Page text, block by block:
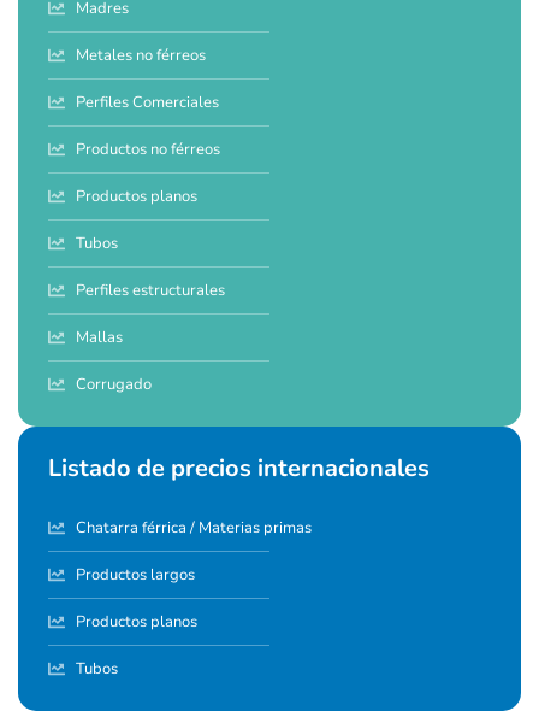
Madres
Metales no férreos
Perfiles Comerciales
Productos no férreos
Productos planos
Tubos
Perfiles estructurales
Mallas
Corrugado
Listado de precios internacionales
Chatarra férrica / Materias primas
Productos largos
Productos planos
Tubos